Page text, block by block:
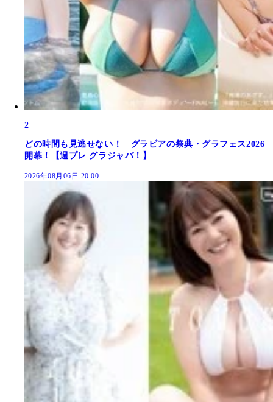
2
どの時間も見逃せない！ グラビアの祭典・グラフェス2026
開幕！【週プレ グラジャパ！】
2026年08月06日 20:00